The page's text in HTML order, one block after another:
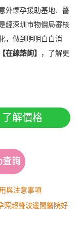
外懷孕援助基地、醫
經深圳市物價局審核
，做到明明白白消
【在線諮詢】
，了解更
了解價格
與注意事項
照超聲波邊間醫院好